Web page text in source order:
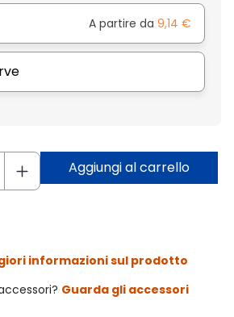
A partire da 9,14 €
Aggiungi al carrello
informazioni sul prodotto
Guarda gli accessori